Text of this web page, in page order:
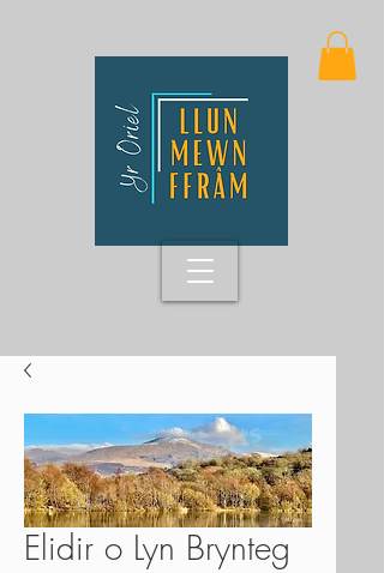
Elidir o Lyn Brynteg